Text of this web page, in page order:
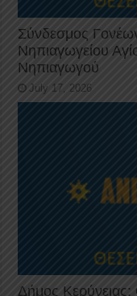
Σύνδεσμος
Νηπιαγωγείου
Νηπιαγωγού
July 17, 2026
Δήμος